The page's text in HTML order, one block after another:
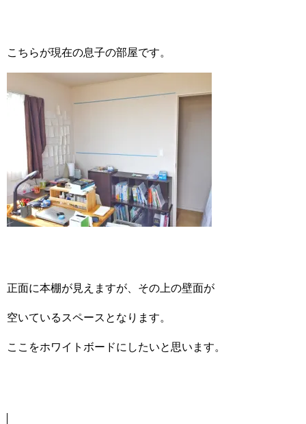
こちらが現在の息子の部屋です。
正面に本棚が見えますが、その上の壁面が
空いているスペースとなります。
ここをホワイトボードにしたいと思います。